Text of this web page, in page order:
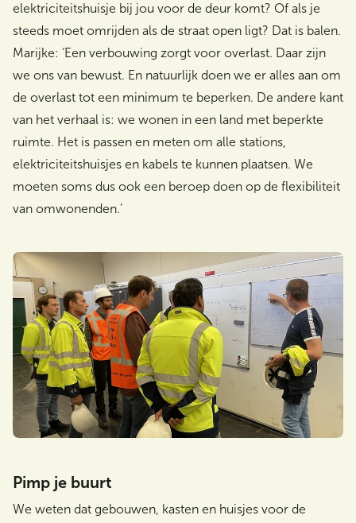
elektriciteitshuisje bij jou voor de deur komt? Of als je
steeds moet omrijden als de straat open ligt? Dat is balen.
Marijke: ‘Een verbouwing zorgt voor overlast. Daar zijn
we ons van bewust. En natuurlijk doen we er alles aan om
de overlast tot een minimum te beperken. De andere kant
van het verhaal is: we wonen in een land met beperkte
ruimte. Het is passen en meten om alle stations,
elektriciteitshuisjes en kabels te kunnen plaatsen. We
moeten soms dus ook een beroep doen op de flexibiliteit
van omwonenden.’
Pimp je buurt
We weten dat gebouwen, kasten en huisjes voor de